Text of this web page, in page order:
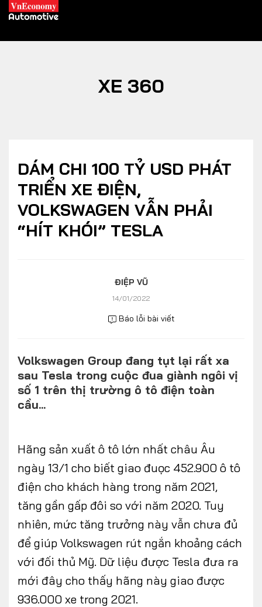
Tiêu điểm
XE XANH
Hybrid
Xe điện
THỊ TRƯỜNG XE DOANH NGHIỆP
Infographics
Album ảnh
Video
TRA CỨU XE
HÃNG XE MODEL
DÒNG XE
FOLLOW US
XE 360
DÁM CHI 100 TỶ USD PHÁT
TRIỂN XE ĐIỆN,
VOLKSWAGEN VẪN PHẢI
“HÍT KHÓI” TESLA
ĐIỆP VŨ
14/01/2022
Báo lỗi bài viết
Volkswagen Group đang tụt lại rất xa
sau Tesla trong cuộc đua giành ngôi vị
số 1 trên thị trường ô tô điện toàn
cầu...
Hãng sản xuất ô tô lớn nhất châu Âu
ngày 13/1 cho biết giao đuọc 452.900 ô tô
điện cho khách hàng trong năm 2021,
tăng gần gấp đôi so với năm 2020. Tuy
nhiên, mức tăng trưởng này vẫn chưa đủ
để giúp Volkswagen rút ngắn khoảng cách
với đối thủ Mỹ. Dữ liệu được Tesla đưa ra
mới đây cho thấy hãng này giao được
936.000 xe trong 2021.